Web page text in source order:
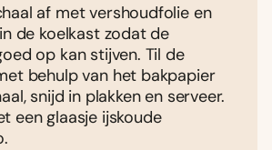
af met vershoudfolie en
de koelkast zodat de
op kan stijven. Til de
behulp van het bakpapier
snijd in plakken en serveer.
een glaasje ijskoude